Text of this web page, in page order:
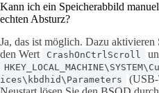
Kann ich ein Speicherabbild
echten Absturz?
Ja, das ist möglich. Dazu
den Wert
CrashOnCtrlScroll
ices\kbdhid\Parameters
(USB-